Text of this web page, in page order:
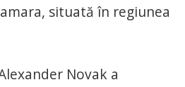
situată în regiunea
Novak a